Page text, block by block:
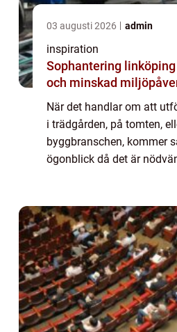
03 augusti 2026 admin
inspiration
Sophantering linköping effektiv vardag
och minskad
När det handlar om att
i trädgården, på tomten,
byggbranschen, kommer
ögonblick då det är